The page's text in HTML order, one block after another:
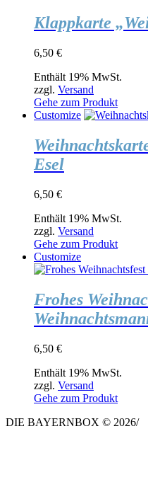
Klappkarte
6,50 €
Enthält 19% MwSt.
zzgl. Versand
Gehe zum Produkt
Customize
Esel
6,50 €
Enthält 19% MwSt.
zzgl. Versand
Gehe zum Produkt
Customize
Frohes
6,50 €
Enthält 19% MwSt.
zzgl. Versand
Gehe zum Produkt
DIE BAYERNBOX © 2026/